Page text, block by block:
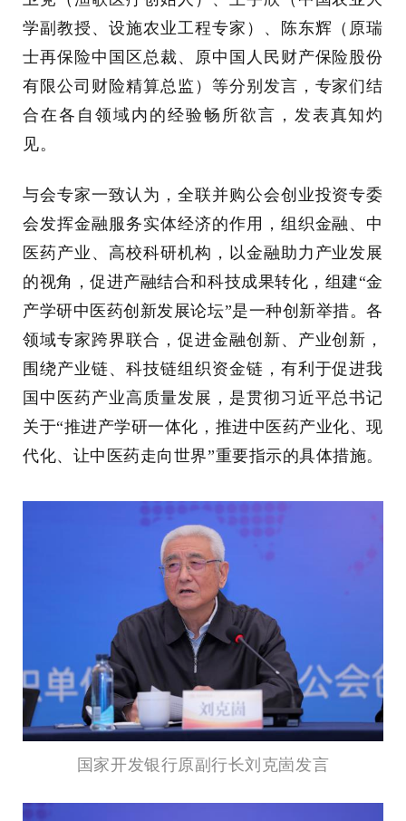
学副教授、设施农业工程专家）、陈东辉（原瑞
士再保险中国区总裁、原中国人民财产保险股份
有限公司财险精算总监）等分别发言，专家们结
合在各自领域内的经验畅所欲言，发表真知灼
见。
与会专家一致认为，全联并购公会创业投资专委
会发挥金融服务实体经济的作用，组织金融、中
医药产业、高校科研机构，以金融助力产业发展
的视角，促进产融结合和科技成果转化，组建“金
产学研中医药创新发展论坛”是一种创新举措。各
领域专家跨界联合，促进金融创新、产业创新，
围绕产业链、科技链组织资金链，有利于促进我
国中医药产业高质量发展，是贯彻习近平总书记
关于“推进产学研一体化，推进中医药产业化、现
代化、让中医药走向世界”重要指示的具体措施。
国家开发银行原副行长刘克崮发言